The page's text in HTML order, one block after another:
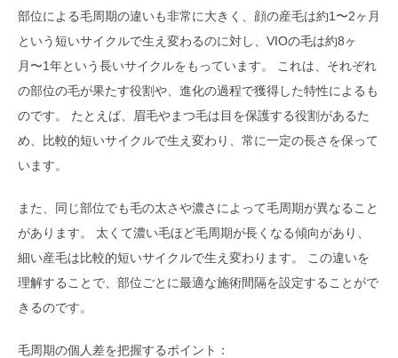
部位による毛周期の違いも非常に大きく、顔の産毛は約1〜2ヶ月
という短いサイクルで生え変わるのに対し、VIOの毛は約8ヶ
月〜1年という長いサイクルをもっています。 これは、それぞれ
の部位の毛が果たす役割や、進化の過程で獲得した特性によるも
のです。 たとえば、眉毛やまつ毛は目を保護する役割があるた
め、比較的短いサイクルで生え変わり、常に一定の長さを保って
います。
また、同じ部位でも毛の太さや濃さによって毛周期が異なること
があります。 太くて濃い毛ほど毛周期が長くなる傾向があり、
細い産毛は比較的短いサイクルで生え変わります。 この違いを
理解することで、部位ごとに最適な施術間隔を設定することがで
きるのです。
毛周期の個人差を把握するポイント：